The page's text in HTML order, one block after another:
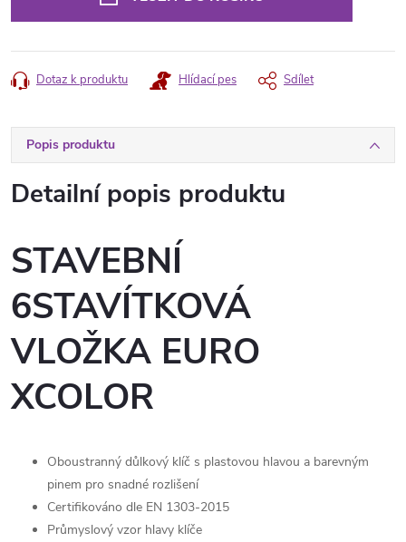
Dotaz k produktu Hlídací pes Sdílet
Popis produktu
Detailní popis produktu
STAVEBNÍ
6STAVÍTKOVÁ
VLOŽKA EURO
XCOLOR
Oboustranný důlkový klíč s plastovou hlavou a barevným
pinem pro snadné rozlišení
Certifikováno dle EN 1303-2015
Průmyslový vzor hlavy klíče